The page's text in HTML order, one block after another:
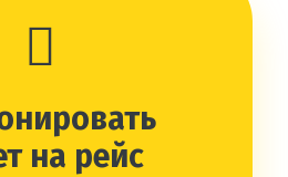
на рейс